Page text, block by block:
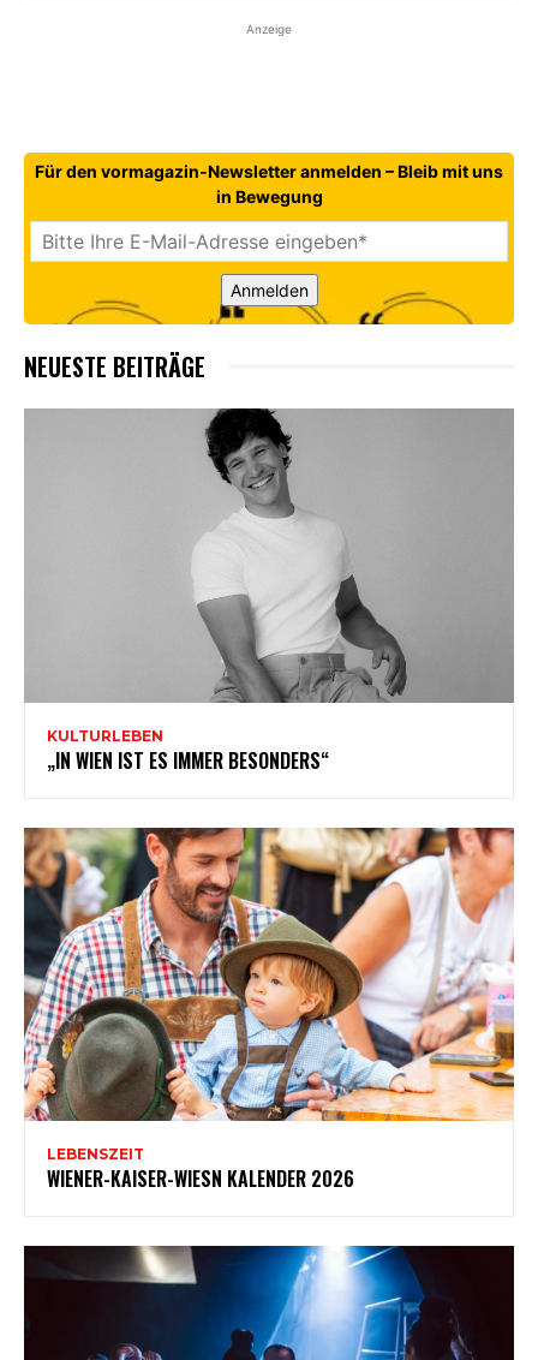
Anzeige
Für den vormagazin-Newsletter anmelden – Bleib mit uns
in Bewegung
Anmelden
NEUESTE BEITRÄGE
KULTURLEBEN
„IN WIEN IST ES IMMER BESONDERS“
LEBENSZEIT
WIENER-KAISER-WIESN KALENDER 2026